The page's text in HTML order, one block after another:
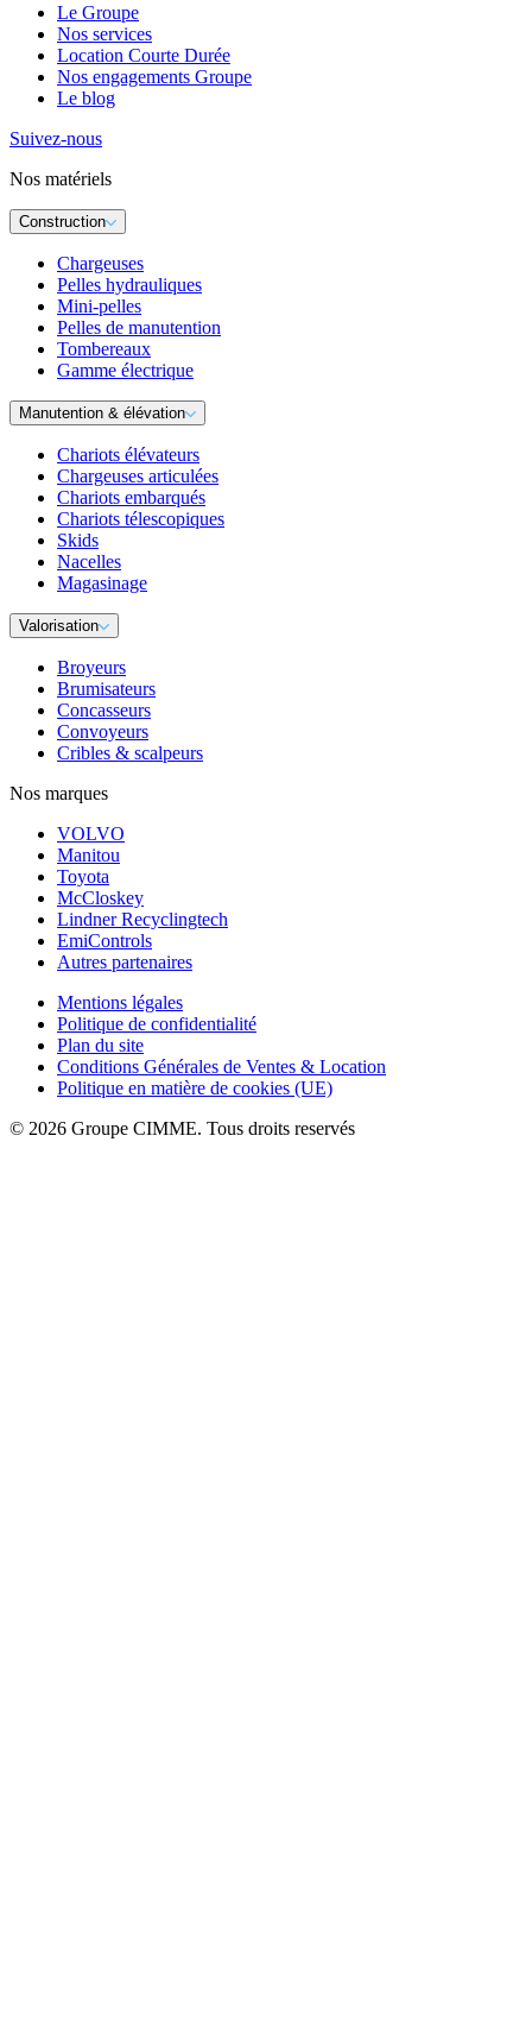
Le Groupe
Nos services
Location Courte Durée
Nos engagements Groupe
Le blog
Suivez-nous
Nos matériels
Construction
Chargeuses
Pelles hydrauliques
Mini-pelles
Pelles de manutention
Tombereaux
Gamme électrique
Manutention & élévation
Chariots élévateurs
Chargeuses articulées
Chariots embarqués
Chariots télescopiques
Skids
Nacelles
Magasinage
Valorisation
Broyeurs
Brumisateurs
Concasseurs
Convoyeurs
Cribles & scalpeurs
Nos marques
VOLVO
Manitou
Toyota
McCloskey
Lindner Recyclingtech
EmiControls
Autres partenaires
Mentions légales
Politique de confidentialité
Plan du site
Conditions Générales de Ventes & Location
Politique en matière de cookies (UE)
© 2026 Groupe CIMME. Tous droits reservés